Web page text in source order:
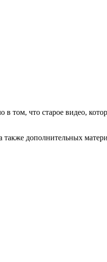
том, что старое видео,
дополнительных